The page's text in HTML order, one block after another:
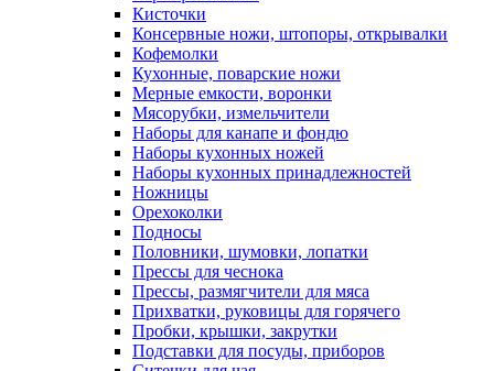
Кисточки
Консервные ножи, штопоры, открывалки
Кофемолки
Кухонные, поварские ножи
Мерные емкости, воронки
Мясорубки, измельчители
Наборы для канапе и фондю
Наборы кухонных ножей
Наборы кухонных принадлежностей
Ножницы
Орехоколки
Подносы
Половники, шумовки, лопатки
Прессы для чеснока
Прессы, размягчители для мяса
Прихватки, руковицы для горячего
Пробки, крышки, закрутки
Подставки для посуды, приборов